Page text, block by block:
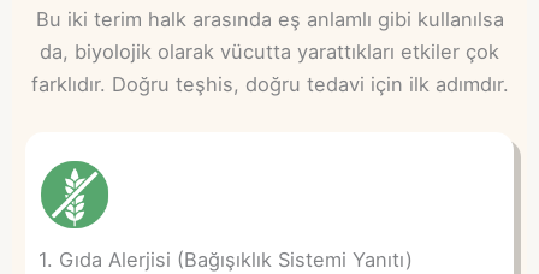
Bu iki terim halk arasında eş anlamlı gibi kullanılsa
da, biyolojik olarak vücutta yarattıkları etkiler çok
farklıdır. Doğru teşhis, doğru tedavi için ilk adımdır.
1. Gıda Alerjisi (Bağışıklık Sistemi Yanıtı)